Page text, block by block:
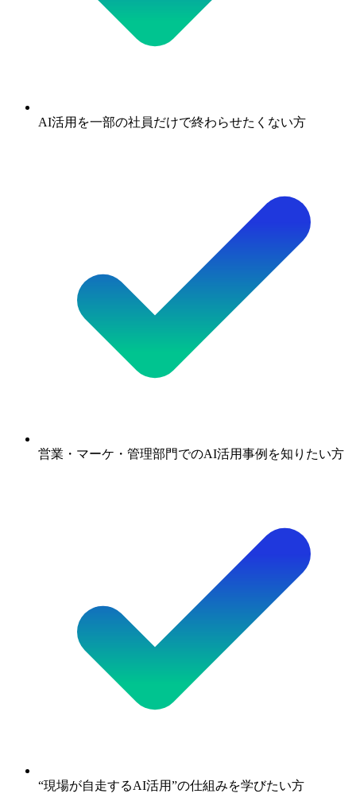
AI活用を一部の社員だけで終わらせたくない方
営業・マーケ・管理部門でのAI活用事例を知りたい方
“現場が自走するAI活用”の仕組みを学びたい方